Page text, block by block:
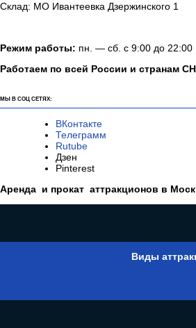
Склад: МО Ивантеевка Дзержинского 1
Режим работы: пн. — сб. с 9:00 до 22:00
Работаем по всей России и странам
МЫ В СОЦ СЕТЯХ:
ВКонтакте
Телеграмм
Rutube
Дзен
Pinterest
Аренда и прокат аттракционов в
Виды